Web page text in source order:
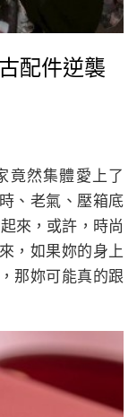
配件逆襲
竟然集體愛上了
、老氣、壓箱底
來，或許，時尚
，如果妳的身上
那妳可能真的跟